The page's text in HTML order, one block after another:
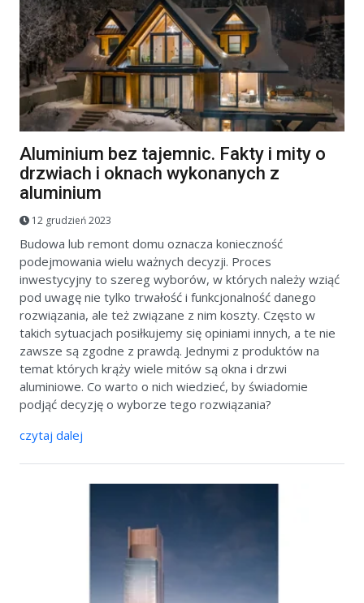
Aluminium bez tajemnic. Fakty i mity o
drzwiach i oknach wykonanych z
aluminium
12 grudzień 2023
Budowa lub remont domu oznacza konieczność
podejmowania wielu ważnych decyzji. Proces
inwestycyjny to szereg wyborów, w których należy wziąć
pod uwagę nie tylko trwałość i funkcjonalność danego
rozwiązania, ale też związane z nim koszty. Często w
takich sytuacjach posiłkujemy się opiniami innych, a te nie
zawsze są zgodne z prawdą. Jednymi z produktów na
temat których krąży wiele mitów są okna i drzwi
aluminiowe. Co warto o nich wiedzieć, by świadomie
podjąć decyzję o wyborze tego rozwiązania?
czytaj dalej